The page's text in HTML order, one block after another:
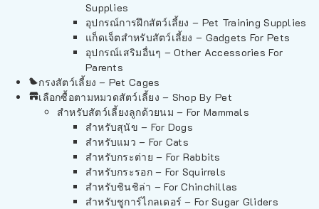
Supplies
อุปกรณ์การฝึกสัตว์เลี้ยง – Pet Training Supplies
แก็ดเจ็ตสำหรับสัตว์เลี้ยง – Gadgets For Pets
อุปกรณ์เสริมอื่นๆ – Other Accessories For
Parents
กรงสัตว์เลี้ยง – Pet Cages
เลือกซื้อตามหมวดสัตว์เลี้ยง – Shop By Pet
สำหรับสัตว์เลี้ยงลูกด้วยนม – For Mammals
สำหรับสุนัข – For Dogs
สำหรับแมว – For Cats
สำหรับกระต่าย – For Rabbits
สำหรับกระรอก – For Squirrels
สำหรับชินชิล่า – For Chinchillas
สำหรับชูการ์ไกลเดอร์ – For Sugar Gliders